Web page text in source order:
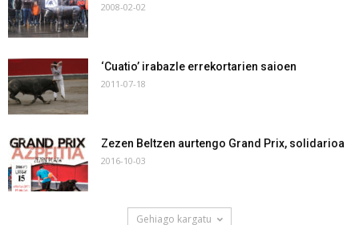
2008-02-02
‘Cuatio’ irabazle errekortarien saioen
2011-07-18
Zezen Beltzen aurtengo Grand Prix, solidarioa
2016-10-03
Gehiago kargatu